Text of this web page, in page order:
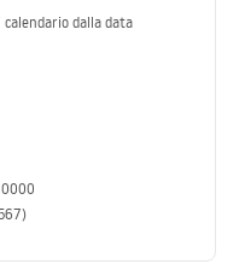
dalla data